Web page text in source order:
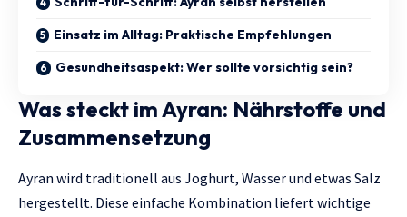
Einsatz im Alltag: Praktische Empfehlungen
Gesundheitsaspekt: Wer sollte vorsichtig sein?
Was steckt im Ayran: Nährstoffe und
Zusammensetzung
Ayran wird traditionell aus Joghurt, Wasser und etwas Salz
hergestellt. Diese einfache Kombination liefert wichtige